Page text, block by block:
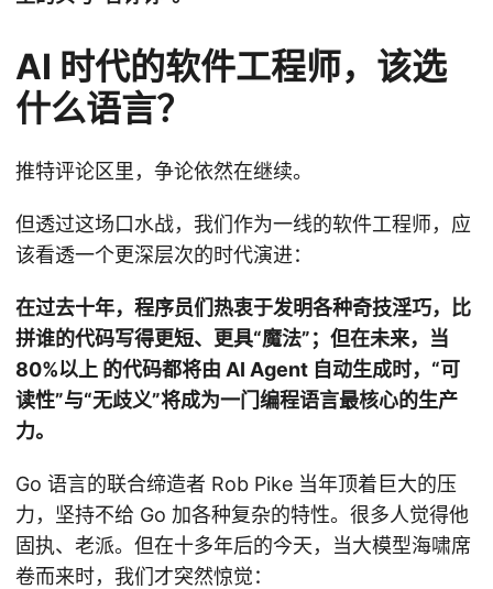
AI 时代的软件工程师，该选
什么语言？
推特评论区里，争论依然在继续。
但透过这场口水战，我们作为一线的软件工程师，应
该看透一个更深层次的时代演进：
在过去十年，程序员们热衷于发明各种奇技淫巧，比
拼谁的代码写得更短、更具“魔法”；但在未来，当
80%以上 的代码都将由 AI Agent 自动生成时，“可
读性”与“无歧义”将成为一门编程语言最核心的生产
力。
Go 语言的联合缔造者 Rob Pike 当年顶着巨大的压
力，坚持不给 Go 加各种复杂的特性。很多人觉得他
固执、老派。但在十多年后的今天，当大模型海啸席
卷而来时，我们才突然惊觉：